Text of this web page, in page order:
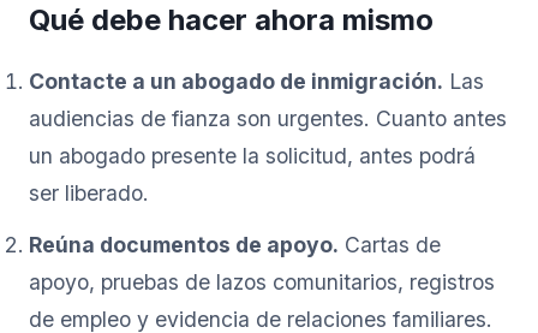
Qué debe hacer ahora mismo
Contacte a un abogado de inmigración. Las
audiencias de fianza son urgentes. Cuanto antes
un abogado presente la solicitud, antes podrá
ser liberado.
Reúna documentos de apoyo. Cartas de
apoyo, pruebas de lazos comunitarios, registros
de empleo y evidencia de relaciones familiares.